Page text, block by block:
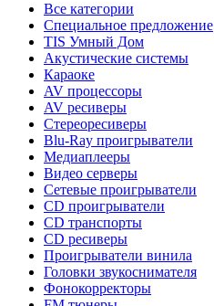
Все категории
Специальное предложение
TIS Умный Дом
Акустические системы
Караоке
AV процессоры
AV ресиверы
Стереоресиверы
Blu-Ray проигрыватели
Медиаплееры
Видео серверы
Сетевые проигрыватели
CD проигрыватели
CD транспорты
CD ресиверы
Проигрыватели винила
Головки звукоснимателя
Фонокорректоры